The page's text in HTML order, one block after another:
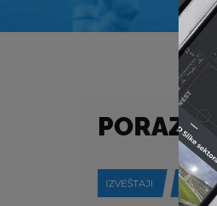
PORAZ
IZVEŠTAJI 21-01-